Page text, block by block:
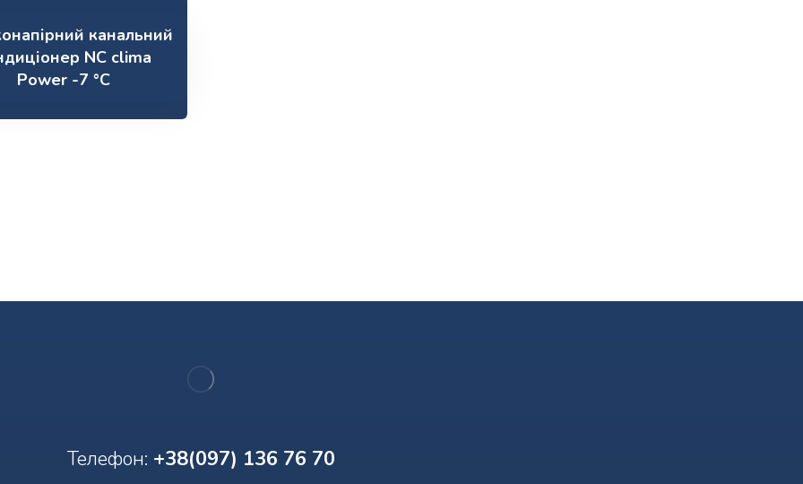
канальний
NC clima
Power -7 °C
Телефон: +38(097) 136 76 70